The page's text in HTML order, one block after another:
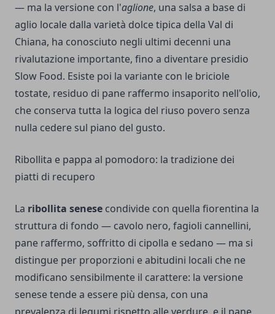
— ma la versione con l'aglione, una salsa a base di
aglio locale dalla varietà dolce tipica della Val di
Chiana, ha conosciuto negli ultimi decenni una
rivalutazione importante, fino a diventare presidio
Slow Food. Esiste poi la variante con le briciole
tostate, residuo di pane raffermo insaporito nell'olio,
che conserva tutta la logica del riuso povero senza
nulla cedere sul piano del gusto.
Ribollita e pappa al pomodoro: la tradizione dei
piatti di recupero
La ribollita senese condivide con quella fiorentina la
struttura di fondo — cavolo nero, fagioli cannellini,
pane raffermo, soffritto di cipolla e sedano — ma si
distingue per proporzioni e abitudini locali che ne
modificano sensibilmente il carattere: la versione
senese tende a essere più densa, con una